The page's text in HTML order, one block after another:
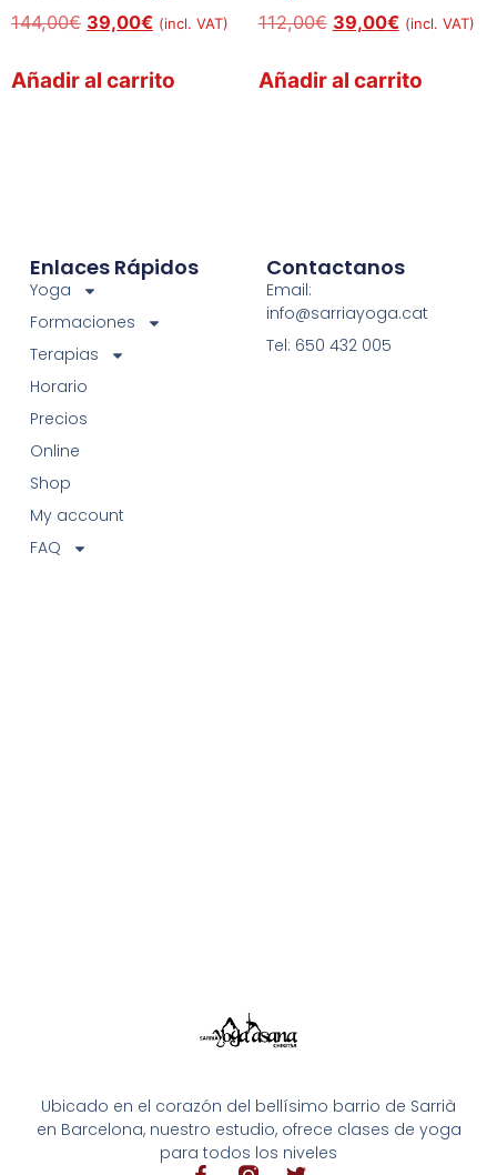
144,00€ 39,00€ (incl. VAT)
Añadir al carrito
112,00€ 39,00€ (incl. VAT)
Añadir al carrito
Ubicado en el corazón del bellísimo barrio de Sarrià
en Barcelona, nuestro estudio, ofrece clases de yoga
para todos los niveles
Enlaces Rápidos
Yoga
Formaciones
Terapias
Horario
Precios
Online
Shop
My account
FAQ
Contactanos
Email:
info@sarriayoga.cat
Tel: 650 432 005